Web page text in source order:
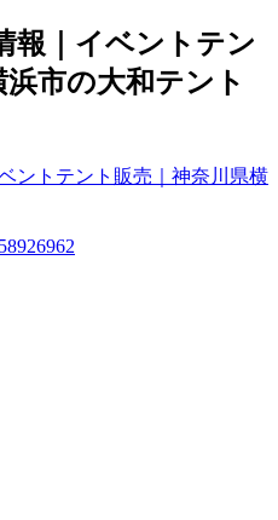
報｜イベントテン
浜市の大和テント